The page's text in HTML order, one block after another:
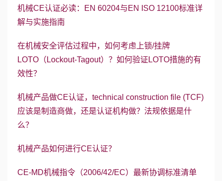
机械CE认证必读：EN 60204与EN ISO 12100标准详
解与实施指南
在机械安全评估过程中，如何考虑上锁/挂牌
LOTO（Lockout-Tagout）？如何验证LOTO措施的有
效性？
机械产品做CE认证，technical construction file (TCF)
应该是制造商做，还是认证机构做？法规依据是什
么？
机械产品如何进行CE认证？
CE-MD机械指令（2006/42/EC）最新协调标准清单